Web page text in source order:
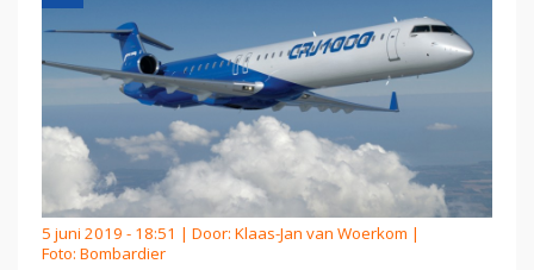
5 juni 2019 - 18:51 | Door: Klaas-Jan van Woerkom |
Foto: Bombardier